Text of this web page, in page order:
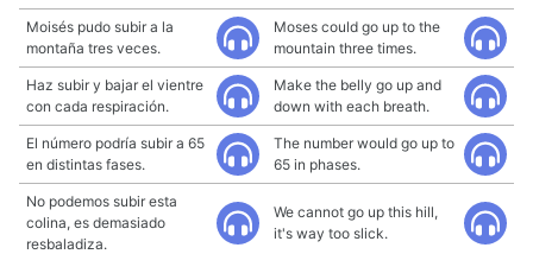
Moisés pudo subir a la
montaña tres veces.
Moses could go up to the
mountain three times.
Haz subir y bajar el vientre
con cada respiración.
Make the belly go up and
down with each breath.
El número podría subir a 65
en distintas fases.
The number would go up to
65 in phases.
No podemos subir esta
colina, es demasiado
resbaladiza.
We cannot go up this hill,
it's way too slick.